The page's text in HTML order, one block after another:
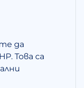
да
Това са